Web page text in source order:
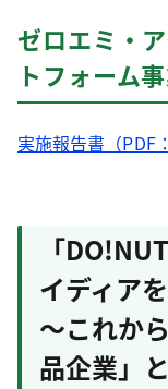
ゼロエミ・
トフォーム
実施報告書（PDF
「
イディア
～これか
品企業」